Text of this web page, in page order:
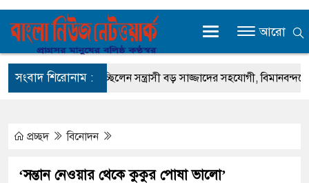
আরো
সংবাদ শিরোনাম :
পরিচয়ে পালাচ্ছিলেন সন্ত্রাসী বড় সাজ্জাদের সহযোগী, বিমানবন্দরে আটক
প্রচ্ছদ বিনোদন
‘সন্তান নেওয়ার থেকে কুকুর পোষা ভালো’